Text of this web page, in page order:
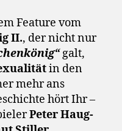
Feature vom
II., der nicht nur
galt,
in den
mehr ans
hört Ihr –
Peter Haug-